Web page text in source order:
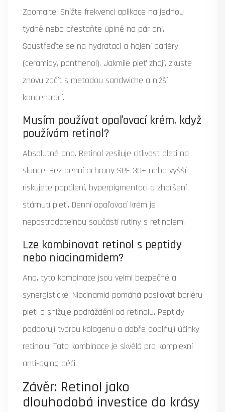
Zpomalte. Snížte frekvenci aplikace na jednou
týdně nebo přestaňte úplně na pár dní.
Soustřeďte se na hydrataci a hojení bariéry
(ceramidy, panthenol). Jakmile pleť zhojí, zkuste
znovu začít s metodou sandwiche a nižší
koncentrací.
Musím používat opaľovací krém, když
používám retinol?
Absolutně ano. Retinol zesiluje citlivost pleti na
slunce. Bez denní ochrany SPF 30+ nebo vyšší
riskujete popálení, hyperpigmentaci a zhoršení
stárnutí pleti. Denní opaľovací krém je
nepostradatelnou součástí rutiny s retinolem.
Lze kombinovat retinol s peptidy
nebo niacinamidem?
Ano, tyto kombinace jsou velmi bezpečné a
synergistické. Niacinamid pomáhá posilovat bariéru
pleti a snižuje podráždění od retinolu. Peptidy
podporují tvorbu kolagenu a dobře doplňují účinky
retinolu. Tato kombinace je skvělá pro komplexní
anti-aging péči.
Závěr: Retinol jako
dlouhodobá investice do krásy